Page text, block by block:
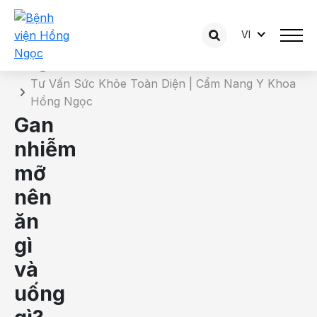
VI
Chi tiết bài tư vấn
Tư Vấn Sức Khỏe Toàn Diện | Cẩm Nang Y Khoa
Hồng Ngọc
Gan
nhiễm
mỡ
nên
ăn
gì
và
uống